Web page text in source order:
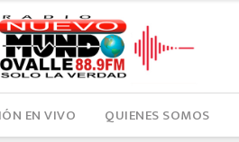
EN VIVO QUIENES SOMOS